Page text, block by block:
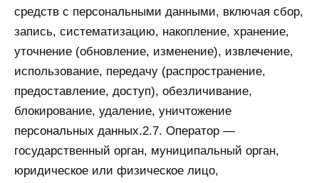
средств с персональными данными, включая сбор,
запись, систематизацию, накопление, хранение,
уточнение (обновление, изменение), извлечение,
использование, передачу (распространение,
предоставление, доступ), обезличивание,
блокирование, удаление, уничтожение
персональных данных.2.7. Оператор —
государственный орган, муниципальный орган,
юридическое или физическое лицо,